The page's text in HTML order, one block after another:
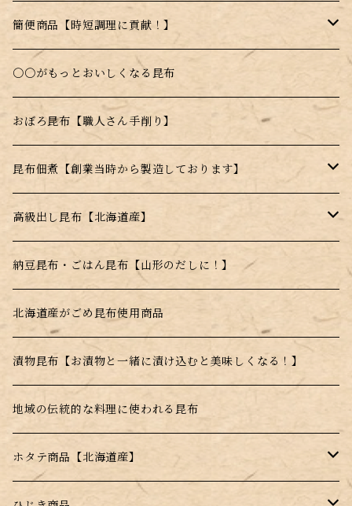
乾燥とろろ昆布
簡便商品【時短調理に貢献！】
料理に入れるだけで昆布本来の味を楽しめる！
お湯を注ぐだけのスープの素
電子レンジで簡単調理！
水戻し不要！料理にそのまま投入！
〇〇がもっとおいしくなる昆布
おぼろ昆布【職人さん手削り】
昆布佃煮【創業当時から製造しております】
ごま昆布
とんがらし昆布
高級出し昆布【北海道産】
羅臼昆布
利尻昆布
真昆布
根昆布
納豆昆布・ごはん昆布【山形のだしに！】
北海道産がごめ昆布使用商品
漬物昆布【お漬物と一緒に漬け込むと美味しくなる！】
地域の伝統的な料理に使われる昆布
ホタテ商品【北海道産】